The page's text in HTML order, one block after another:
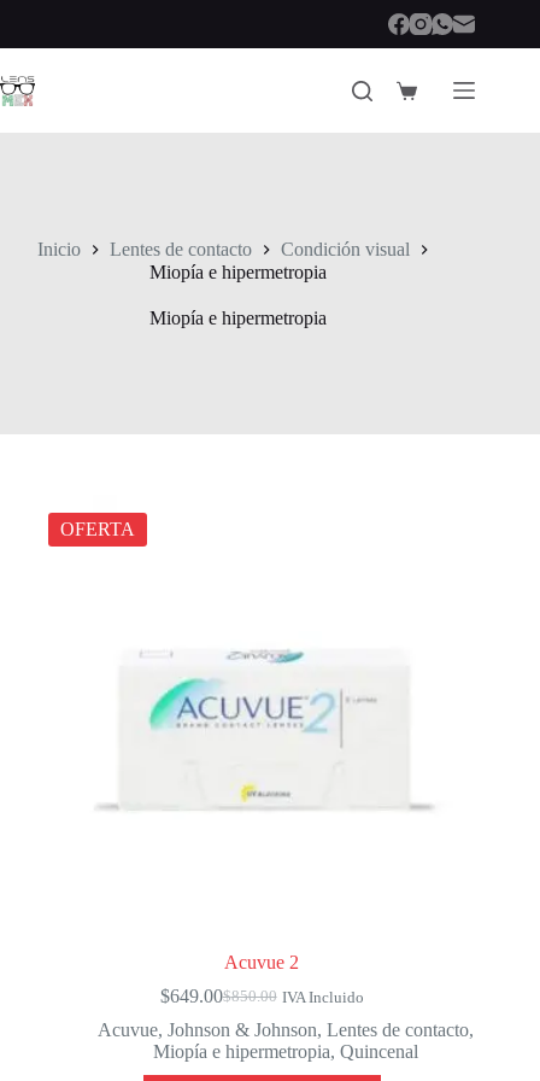
contenido
Carro
Inicio Lentes de contacto
Condición visual
Miopía e hipermetropia
Miopía e hipermetropia
OFERTA
Acuvue 2
$850.00
El
precio
original
era:
$649.00El
precio
actual
es:
IVA Incluido
Acuvue,Johnson & Johnson,Lentes de contacto,
Miopía e hipermetropia,Quincenal